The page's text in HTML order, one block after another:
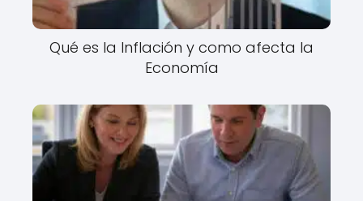
Qué es la Inflación y como afecta la
Economía